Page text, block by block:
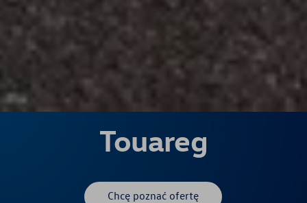
Touareg
Chcę poznać ofertę